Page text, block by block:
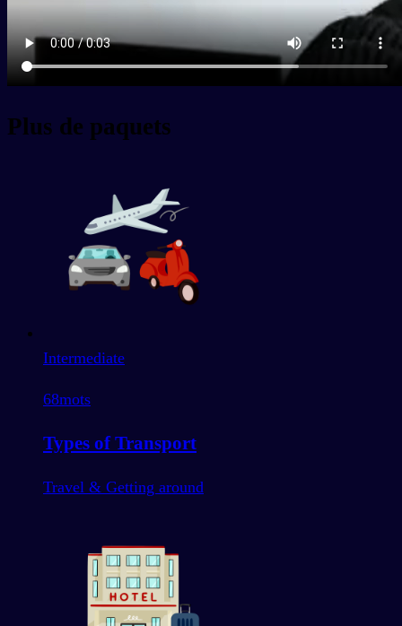
Plus de paquets
Intermediate
68mots
Types of Transport
Travel & Getting around